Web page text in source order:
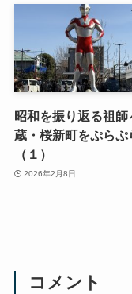
昭和を振り返る祖師
蔵・桜新町をぷらぷ
（１）
2026年2月8日
コメント